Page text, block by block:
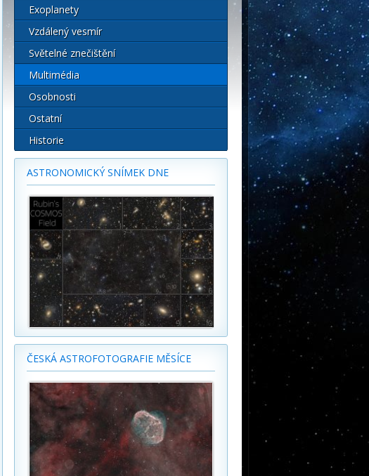
Exoplanety
Vzdálený vesmír
Světelné znečištění
Multimédia
Osobnosti
Ostatní
Historie
ASTRONOMICKÝ SNÍMEK DNE
ČESKÁ ASTROFOTOGRAFIE MĚSÍCE